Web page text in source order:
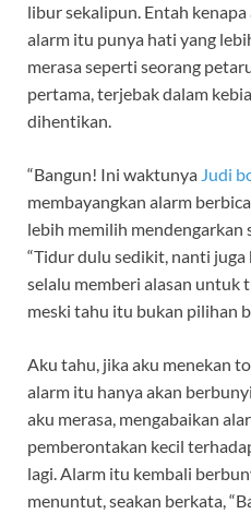
libur sekalipun. Entah
alarm itu punya hati yang
merasa seperti seorang
pertama, terjebak dalam
dihentikan.
“Bangun! Ini waktunya Judi
membayangkan alarm
lebih memilih mendengarkan
“Tidur dulu sedikit, nanti juga
selalu memberi alasan untuk
meski tahu itu bukan pilihan
Aku tahu, jika aku menekan
alarm itu hanya akan
aku merasa, mengabaikan
pemberontakan kecil
lagi. Alarm itu kembali
menuntut, seakan berkata,